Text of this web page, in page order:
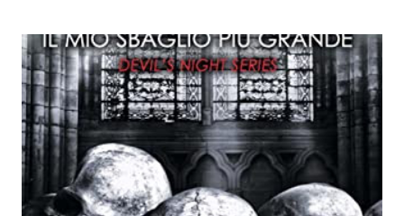
angelo puro, Elemiah. Ma, a differenza di cosa pensano,
l'angelo non ha intenzione di fare una strage, piuttosto è lì
per avvertili che Mikael non è più "l'angelo puro" che
credono e che potrebbe aver ucciso altri mezzi angeli, tipo
Rafael. A quelle parole, Haniel seguito da altri ibridi, si reca
nell'appartamento, senza risultati. Infine cercano nella
chiesetta. Lì trovano Rafael alle prese con gli angeli puri,